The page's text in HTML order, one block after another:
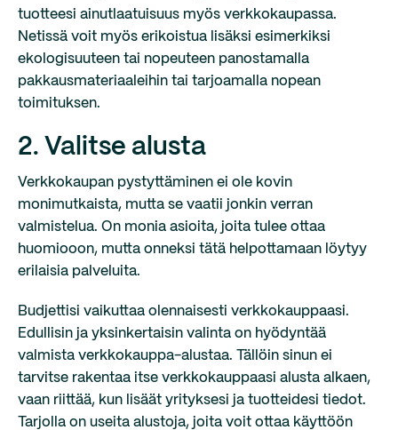
tuotteesi ainutlaatuisuus myös verkkokaupassa.
Netissä voit myös erikoistua lisäksi esimerkiksi
ekologisuuteen tai nopeuteen panostamalla
pakkausmateriaaleihin tai tarjoamalla nopean
toimituksen.
2. Valitse alusta
Verkkokaupan pystyttäminen ei ole kovin
monimutkaista, mutta se vaatii jonkin verran
valmistelua. On monia asioita, joita tulee ottaa
huomiooon, mutta onneksi tätä helpottamaan löytyy
erilaisia palveluita.
Budjettisi vaikuttaa olennaisesti verkkokauppaasi.
Edullisin ja yksinkertaisin valinta on hyödyntää
valmista verkkokauppa-alustaa. Tällöin sinun ei
tarvitse rakentaa itse verkkokauppaasi alusta alkaen,
vaan riittää, kun lisäät yrityksesi ja tuotteidesi tiedot.
Tarjolla on useita alustoja, joita voit ottaa käyttöön